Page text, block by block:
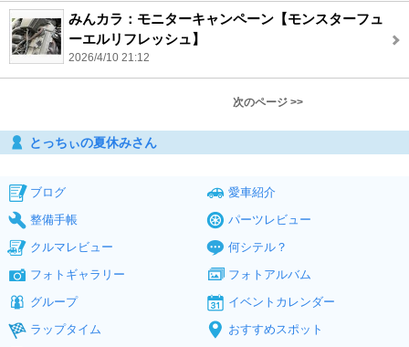
みんカラ：モニターキャンペーン【モンスターフュ
ーエルリフレッシュ】
2026/4/10 21:12
次のページ >>
とっちぃの夏休みさん
ブログ
愛車紹介
整備手帳
パーツレビュー
クルマレビュー
何シテル？
フォトギャラリー
フォトアルバム
グループ
イベントカレンダー
ラップタイム
おすすめスポット